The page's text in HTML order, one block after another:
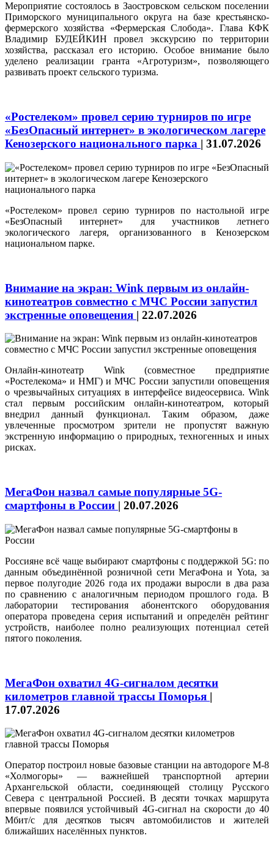
Мероприятие состоялось в Заостровском сельском поселении
Приморского муниципального округа на базе крестьянско-
фермерского хозяйства «Фермерская Слобода». Глава КФК
Владимир БУДЕЙКИН провел экскурсию по территории
хозяйства, рассказал его историю. Особое внимание было
уделено реализации гранта «Агротуризм», позволяющего
развивать проект сельского туризма.
«Ростелеком» провел серию турниров по игре
«БезОпасный интернет» в экологическом лагере
Кенозерского национального парка | 31.07.2026
«Ростелеком» провел серию турниров по настольной игре
«БезОпасный интернет» для участников летнего
экологического лагеря, организованного в Кенозерском
национальном парке.
Внимание на экран: Wink первым из онлайн-
кинотеатров совместно с МЧС России запустил
экстренные оповещения | 22.07.2026
Онлайн-кинотеатр Wink (совместное предприятие
«Ростелекома» и НМГ) и МЧС России запустили оповещения
о чрезвычайных ситуациях в интерфейсе видеосервиса. Wink
стал первым российским онлайн-кинотеатром, который
внедрил данный функционал. Таким образом, даже
увлеченные просмотром зрители не пропустят важную
экстренную информацию о природных, техногенных и иных
рисках.
МегаФон назвал самые популярные 5G-
смартфоны в России | 20.07.2026
Россияне всё чаще выбирают смартфоны с поддержкой 5G: по
данным объединённой розничной сети МегаФона и Yota, за
первое полугодие 2026 года их продажи выросли в два раза
по сравнению с аналогичным периодом прошлого года. В
лаборатории тестирования абонентского оборудования
оператора проведена серия испытаний и определён рейтинг
устройств, наиболее полно реализующих потенциал сетей
пятого поколения.
МегаФон охватил 4G-сигналом десятки
километров главной трассы Поморья |
17.07.2026
Оператор построил новые базовые станции на автодороге М-8
«Холмогоры» — важнейшей транспортной артерии
Архангельской области, соединяющей столицу Русского
Севера с центральной Россией. В десяти точках маршрута
впервые появился устойчивый 4G-сигнал на скорости до 40
Мбит/с для десятков тысяч автомобилистов и жителей
ближайших населённых пунктов.